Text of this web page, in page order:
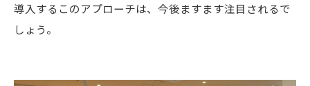
導入するこのアプローチは、今後ますます注目されるで
しょう。